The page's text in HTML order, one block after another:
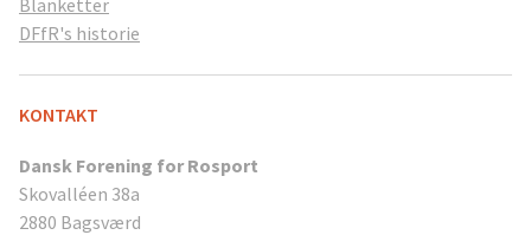
DFfR's historie
KONTAKT
Dansk Forening for Rosport
Skovalléen 38a
2880 Bagsværd